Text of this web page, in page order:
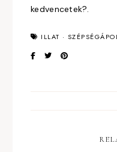
kedvencetek?.
ILLAT ·